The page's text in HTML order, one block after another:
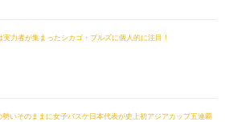
力者が集まったシカゴ・ブルズに個人的に注目！
いそのままに女子バスケ日本代表が史上初アジアカップ五連覇